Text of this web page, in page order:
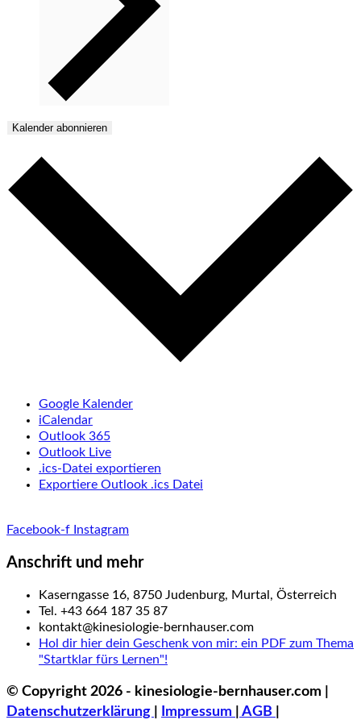
Kalender abonnieren
Google Kalender
iCalendar
Outlook 365
Outlook Live
.ics-Datei exportieren
Exportiere Outlook .ics Datei
Facebook-f Instagram
Anschrift und mehr
Kaserngasse 16, 8750 Judenburg, Murtal, Österreich
Tel. +43 664 187 35 87
kontakt@kinesiologie-bernhauser.com
Hol dir hier dein Geschenk von mir: ein PDF zum Thema
"Startklar fürs Lernen"!
© Copyright 2026 - kinesiologie-bernhauser.com |
Datenschutzerklärung
Impressum AGB